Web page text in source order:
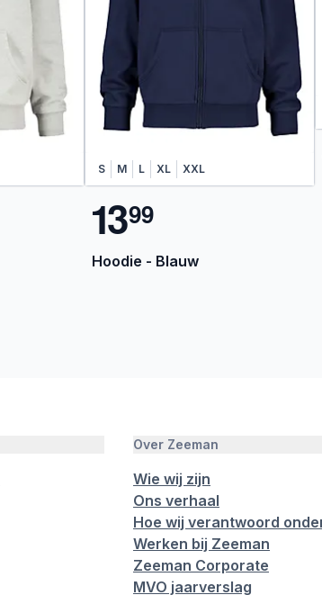
S M L XL XXL
1399
Hoodie - Blauw
Over Zeeman
Wie wij zijn
Ons verhaal
Hoe wij verantwoord
Werken bij Zeeman
Zeeman Corporate
MVO jaarverslag